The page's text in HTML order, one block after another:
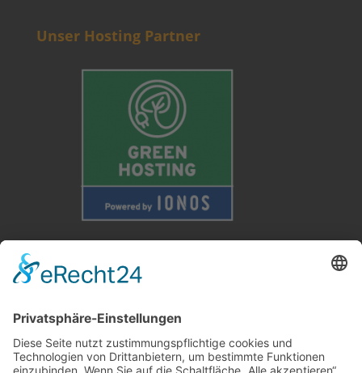
Unser Hosting Partner
Weitere Informationen
Kontakt
Newsletter